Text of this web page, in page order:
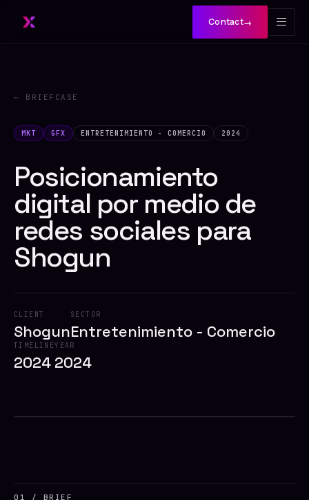
Contact→
← BRIEFCASE
MKT GFX ENTRETENIMIENTO - COMERCIO 2024
Posicionamiento
digital por medio de
redes sociales para
Shogun
CLIENT
Shogun
SECTOR
Entretenimiento - Comercio
TIMELINE
2024
YEAR
2024
01 / BRIEF